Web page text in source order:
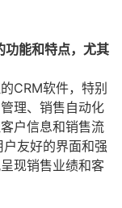
功能和特点，尤其
CRM软件，特别
理、销售自动化
户信息和销售流
友好的界面和强
现销售业绩和客